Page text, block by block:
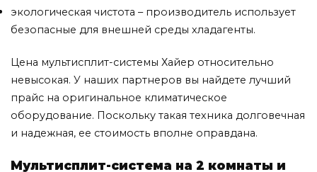
экологическая чистота – производитель использует
безопасные для внешней среды хладагенты.
Цена мультисплит-системы Хайер относительно
невысокая. У наших партнеров вы найдете лучший
прайс на оригинальное климатическое
оборудование. Поскольку такая техника долговечная
и надежная, ее стоимость вполне оправдана.
Мультисплит-система на 2 комнаты и